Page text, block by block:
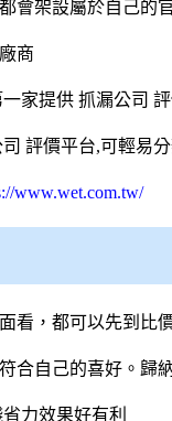
會架設屬於自己的
商
家提供 抓漏公司
評價平台,可輕易
www.wet.com.tw/
看，都可以先到比
合自己的喜好。歸
力效果好有利